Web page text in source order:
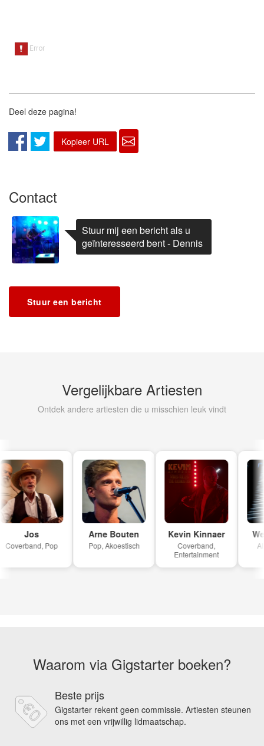
Deel deze pagina!
Kopieer URL
Contact
Stuur mij een bericht als u
geïnteresseerd bent - Dennis
Stuur een bericht
Vergelijkbare Artiesten
Ontdek andere artiesten die u misschien leuk vindt
Jos
Pop
Arne Bouten
Pop, Akoestisch
Kevin Kinnaer
Coverband,
Entertainment
Waarom via Gigstarter boeken?
Beste prijs
Gigstarter rekent geen commissie. Artiesten steunen
ons met een vrijwillig lidmaatschap.